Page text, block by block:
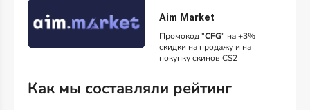
Aim Market
Промокод "CFG" на +3%
скидки на продажу и на
покупку скинов CS2
Как мы составляли рейтинг